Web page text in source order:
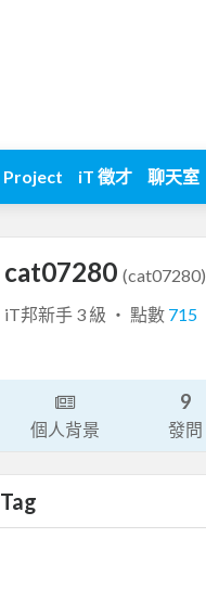
Project iT 徵才 聊天室
cat07280 (cat07280)
iT邦新手 3 級 ‧ 點數 715
個人背景
9
發問